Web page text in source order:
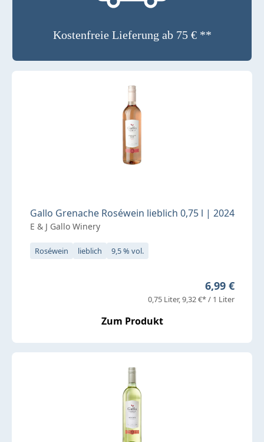
Kostenfreie Lieferung ab 75 € **
Gallo Grenache Roséwein lieblich 0,75 l | 2024
E & J Gallo Winery
Roséwein lieblich 9,5 % vol.
Regulärer
6,99 €
0,75 Liter 9,32 €* / 1 Liter
Zum Produkt